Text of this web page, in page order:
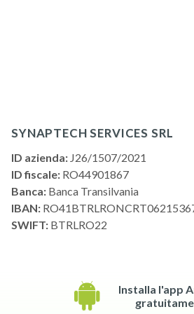
SYNAPTECH SERVICES SRL
ID azienda: J26/1507/2021
ID fiscale: RO44901867
Banca: Banca Transilvania
IBAN:
SWIFT: BTRLRO22
Installa l'app